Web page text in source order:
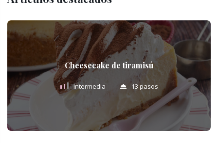
Cheesecake de tiramisú
Intermedia 13 pasos